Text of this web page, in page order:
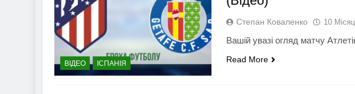
ВІДЕО ІСПАНІЯ
Степан Коваленко 10
Вашій увазі огляд матчу
Read More